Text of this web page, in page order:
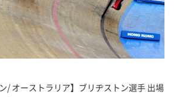
/ オーストラリア】ブリヂストン選手 出場